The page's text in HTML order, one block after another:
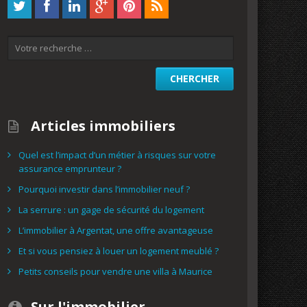
Articles immobiliers
Quel est l’impact d’un métier à risques sur votre
assurance emprunteur ?
Pourquoi investir dans l’immobilier neuf ?
La serrure : un gage de sécurité du logement
L’immobilier à Argentat, une offre avantageuse
Et si vous pensiez à louer un logement meublé ?
Petits conseils pour vendre une villa à Maurice